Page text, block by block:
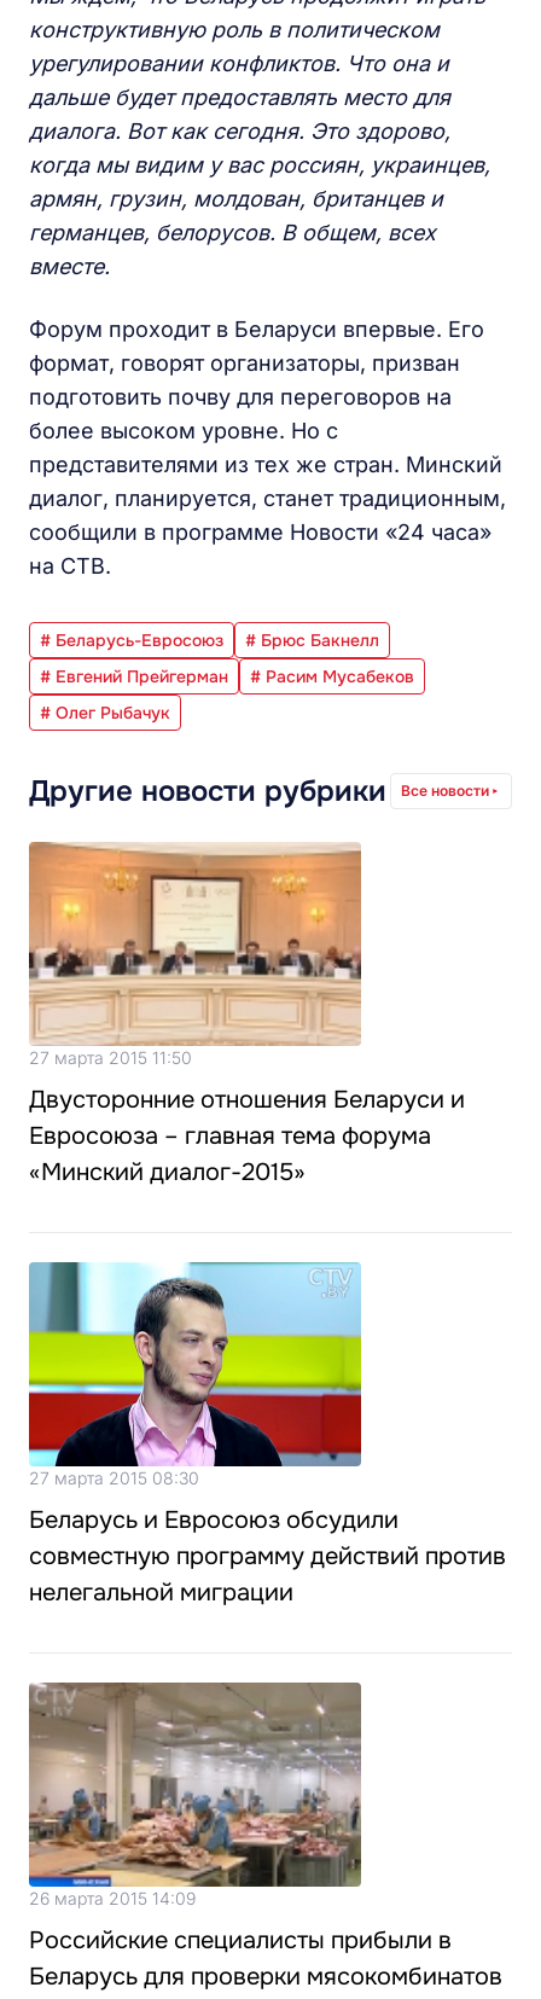
конструктивную роль в политическом
урегулировании конфликтов. Что она и
дальше будет предоставлять место для
диалога. Вот как сегодня. Это здорово,
когда мы видим у вас россиян, украинцев,
армян, грузин, молдован, британцев и
германцев, белорусов. В общем, всех
вместе.
Форум проходит в Беларуси впервые. Его
формат, говорят организаторы, призван
подготовить почву для переговоров на
более высоком уровне. Но с
представителями из тех же стран. Минский
диалог, планируется, станет традиционным,
сообщили в программе Новости «24 часа»
на СТВ.
# Беларусь-Евросоюз
# Брюс Бакнелл
# Евгений Прейгерман
# Расим Мусабеков
# Олег Рыбачук
Другие новости рубрики Все новости
27 марта 2015 11:50
Двусторонние отношения Беларуси и
Евросоюза – главная тема форума
«Минский диалог-2015»
27 марта 2015 08:30
Беларусь и Евросоюз обсудили
совместную программу действий против
нелегальной миграции
26 марта 2015 14:09
Российские специалисты прибыли в
Беларусь для проверки мясокомбинатов